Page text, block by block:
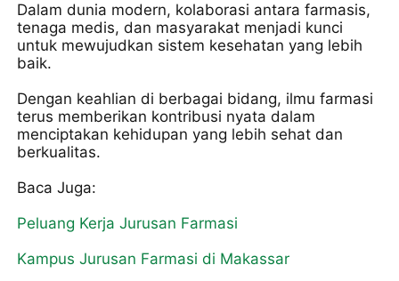
Dalam dunia modern, kolaborasi antara farmasis,
tenaga medis, dan masyarakat menjadi kunci
untuk mewujudkan sistem kesehatan yang lebih
baik.
Dengan keahlian di berbagai bidang, ilmu farmasi
terus memberikan kontribusi nyata dalam
menciptakan kehidupan yang lebih sehat dan
berkualitas.
Baca Juga:
Peluang Kerja Jurusan Farmasi
Kampus Jurusan Farmasi di Makassar